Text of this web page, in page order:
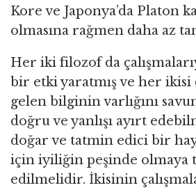
Kore ve Japonya’da Platon
olmasına rağmen daha az
Her iki filozof da
bir etki yaratmış ve her ikisi
gelen bilginin varlığını
doğru ve yanlışı ayırt
doğar ve tatmin edici bir
için iyiliğin peşinde olmaya
edilmelidir. İkisinin